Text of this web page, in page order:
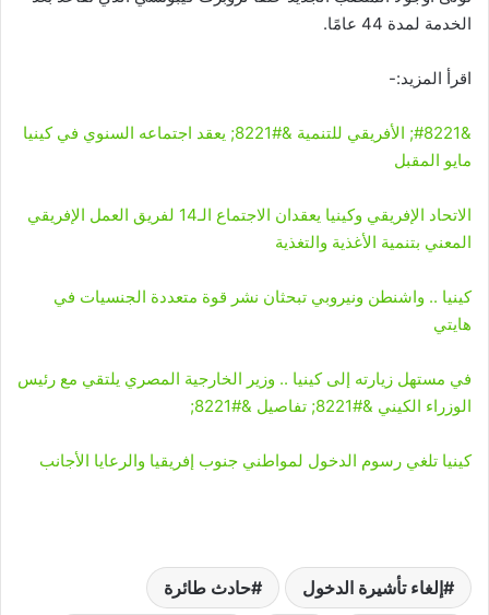
الخدمة لمدة 44 عامًا.
اقرأ المزيد:-
&#8221; الأفريقي للتنمية &#8221; يعقد اجتماعه السنوي في كينيا
مايو المقبل
الاتحاد الإفريقي وكينيا يعقدان الاجتماع الـ14 لفريق العمل الإفريقي
المعني بتنمية الأغذية والتغذية
كينيا .. واشنطن ونيروبي تبحثان نشر قوة متعددة الجنسيات في
هايتي
في مستهل زيارته إلى كينيا .. وزير الخارجية المصري يلتقي مع رئيس
الوزراء الكيني &#8221; تفاصيل &#8221;
كينيا تلغي رسوم الدخول لمواطني جنوب إفريقيا والرعايا الأجانب
إلغاء تأشيرة الدخول حادث طائرة